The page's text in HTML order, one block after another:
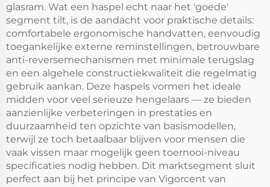
glasram. Wat een haspel echt naar het 'goede'
segment tilt, is de aandacht voor praktische details:
comfortabele ergonomische handvatten, eenvoudig
toegankelijke externe reminstellingen, betrouwbare
anti-reversemechanismen met minimale terugslag
en een algehele constructiekwaliteit die regelmatig
gebruik aankan. Deze haspels vormen het ideale
midden voor veel serieuze hengelaars — ze bieden
aanzienlijke verbeteringen in prestaties en
duurzaamheid ten opzichte van basismodellen,
terwijl ze toch betaalbaar blijven voor mensen die
vaak vissen maar mogelijk geen toernooi-niveau
specificaties nodig hebben. Dit marktsegment sluit
perfect aan bij het principe van Vigorcent van